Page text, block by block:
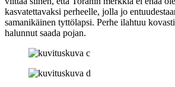
kasvatettavaksi perheelle, jolla jo
samanikäinen tyttölapsi. Perhe ilahtuu
halunnut saada pojan.